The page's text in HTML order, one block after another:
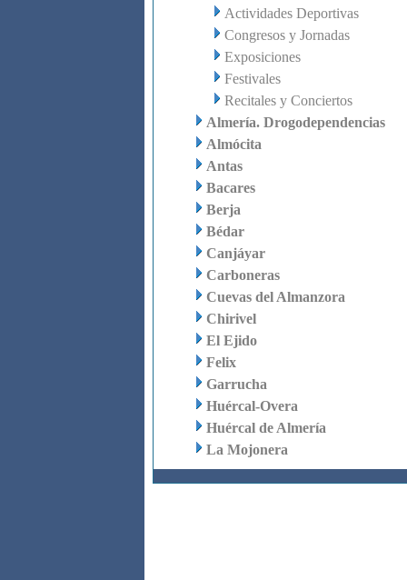
Actividades Deportivas
Congresos y Jornadas
Exposiciones
Festivales
Recitales y Conciertos
Almería. Drogodependencias
Almócita
Antas
Bacares
Berja
Bédar
Canjáyar
Carboneras
Cuevas del Almanzora
Chirivel
El Ejido
Felix
Garrucha
Huércal-Overa
Huércal de Almería
La Mojonera